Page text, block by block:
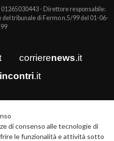
01265030443 - Direttore responsabile:
tribunale di Fermo n.5/99 del 01-06-
99
corrierenews.it
incontri.it
di consenso alle tecnologie di
le funzionalità e attività sotto